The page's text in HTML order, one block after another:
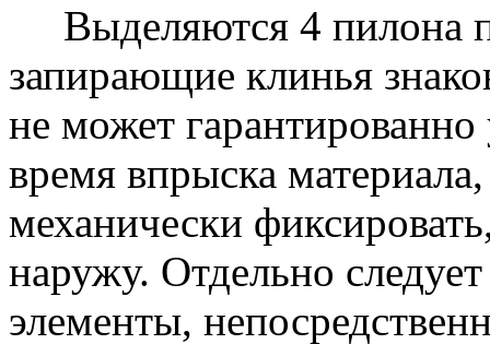
Выделяются 4 пилона
запирающие клинья
не может
время впрыска
механически
наружу. Отдельно
элементы,